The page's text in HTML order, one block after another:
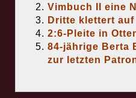
Vimbuch II eine
Dritte klettert auf
2:6-Pleite in
84-jährige Berta
zur letzten